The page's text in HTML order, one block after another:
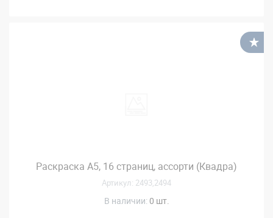
Раскраска А5, 16 страниц, ассорти (Квадра)
Артикул: 2493,2494
В наличии: 0 шт.